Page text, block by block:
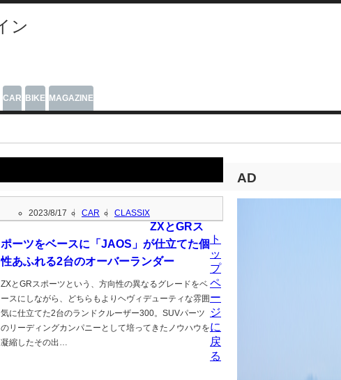
CAR BIKE MAGAZINE
2023/8/17 CAR CLASSIX
ZXとGRス
ポーツをベースに「JAOS」が仕立てた個
性あふれる2台のオーバーランダー
ZXとGRスポーツという、方向性の異なるグレードをベ
ースにしながら、どちらもよりヘヴィデューティな雰囲
気に仕立てた2台のランドクルーザー300。SUVパーツ
のリーディングカンパニーとして培ってきたノウハウを
凝縮したその出…
ト
ッ
プ
ペ
ー
ジ
に
戻
る
AD